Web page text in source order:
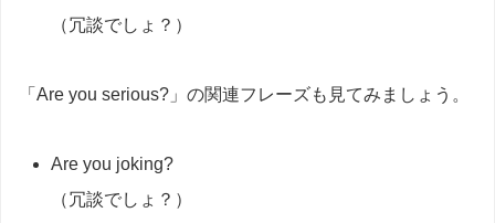
（冗談でしょ？）
「Are you serious?」の関連フレーズも見てみましょう。
Are you joking?
（冗談でしょ？）